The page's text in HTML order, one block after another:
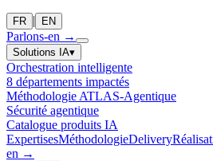
FR | EN
Parlons-en →
Solutions IA▾
Orchestration intelligente
8 départements impactés
Méthodologie ATLAS-Agentique
Sécurité agentique
Catalogue produits IA
ExpertisesMéthodologieDelivery
en →